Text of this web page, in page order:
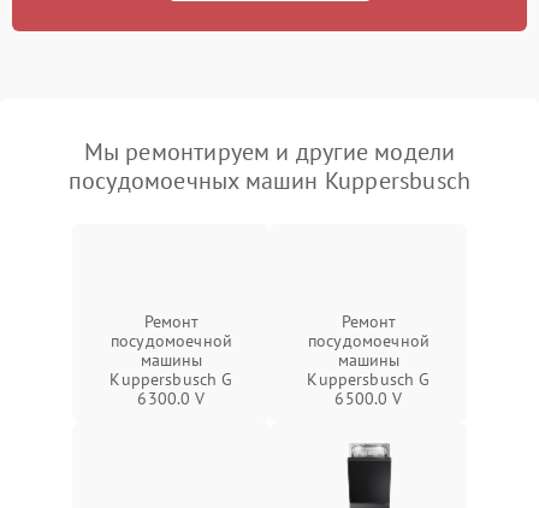
Мы ремонтируем и другие модели
посудомоечных машин Kuppersbusch
Ремонт
посудомоечной
машины
Kuppersbusch G
6300.0 V
Ремонт
посудомоечной
машины
Kuppersbusch G
6500.0 V